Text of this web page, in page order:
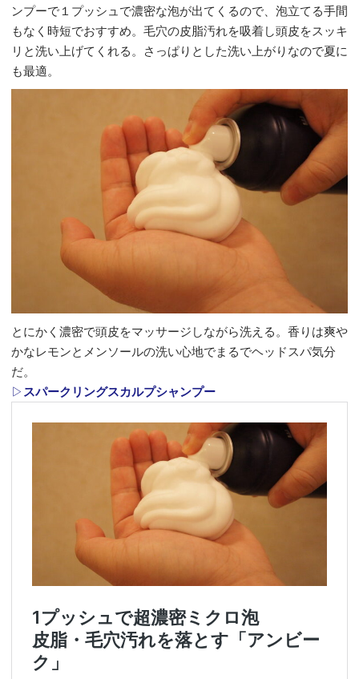
ンプーで１プッシュで濃密な泡が出てくるので、泡立てる手間
もなく時短でおすすめ。毛穴の皮脂汚れを吸着し頭皮をスッキ
リと洗い上げてくれる。さっぱりとした洗い上がりなので夏に
も最適。
とにかく濃密で頭皮をマッサージしながら洗える。香りは爽や
かなレモンとメンソールの洗い心地でまるでヘッドスパ気分
だ。
▷ スパークリングスカルプシャンプー